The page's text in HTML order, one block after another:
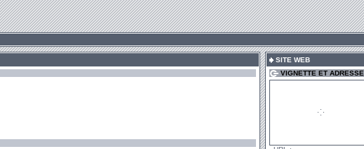
SITE WEB
VIGNETTE ET ADRESSE